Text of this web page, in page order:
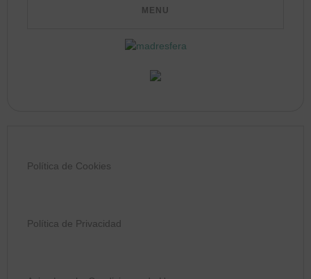
Política de Cookies
Política de Privacidad